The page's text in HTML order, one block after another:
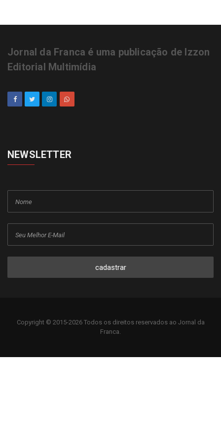
Jornal da Franca é uma publicação de Izzon
Editorial Multimídia
NEWSLETTER
cadastrar
Copyright © 2015-2026 Todos os direitos reservados ao Jornal da
Franca.